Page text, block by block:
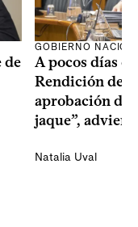
de
GOBIERNO
A pocos días
Rendición de
aprobación del
jaque”,
Natalia Uval